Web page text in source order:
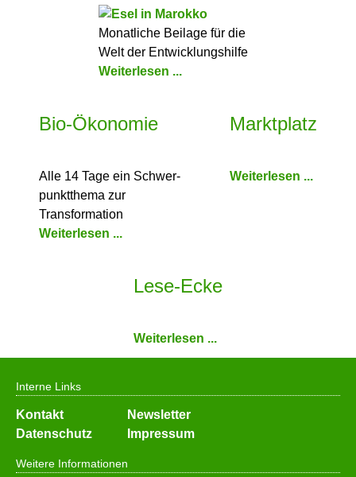
Monatliche Beilage für die
Welt der Entwicklungshilfe
Weiterlesen ...
Bio-Ökonomie
Alle 14 Tage ein Schwer­
punkt­thema zur
Transformation
Weiterlesen ...
Marktplatz
Weiterlesen ...
Lese-Ecke
Weiterlesen ...
Weitere Informationen
Interne Links
Navigation
überspringen
Kontakt
Newsletter
Datenschutz
Impressum